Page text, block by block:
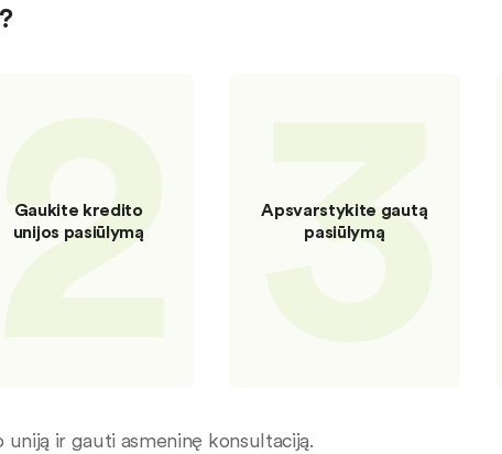
2
Gaukite kredito
unijos pasiūlymą
3
Apsvarstykite gautą
pasiūlymą
ir gauti asmeninę konsultaciją.